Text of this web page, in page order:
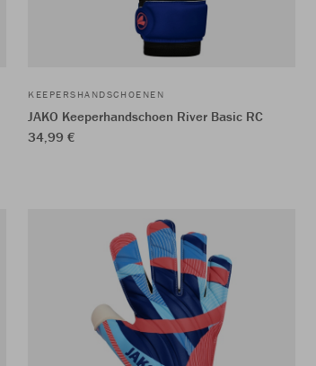
KEEPERSHANDSCHOENEN
JAKO Keeperhandschoen River Basic RC
34,99 €